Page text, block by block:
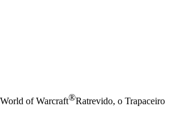
World of Warcraft®Ratrevido, o Trapaceiro